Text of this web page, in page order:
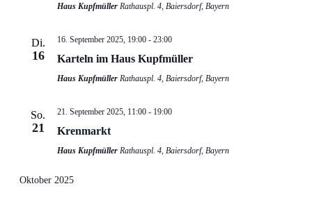
Haus Kupfmüller Rathauspl. 4, Baiersdorf, Bayern
Di.
16
16. September 2025, 19:00- 23:00
Karteln im Haus Kupfmüller
Haus Kupfmüller Rathauspl. 4, Baiersdorf, Bayern
So.
21
21. September 2025, 11:00- 19:00
Krenmarkt
Haus Kupfmüller Rathauspl. 4, Baiersdorf, Bayern
Oktober 2025